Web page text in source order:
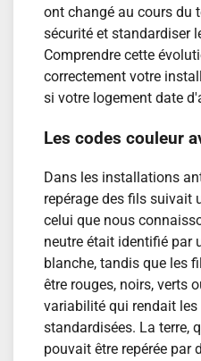
ont changé au cours du
sécurité et standardiser
Comprendre cette
correctement votre
si votre logement date
Les codes couleur
Dans les installations
repérage des fils suivait
celui que nous
neutre était identifié par
blanche, tandis que les
être rouges, noirs, verts
variabilité qui rendait
standardisées. La terre,
pouvait être repérée par